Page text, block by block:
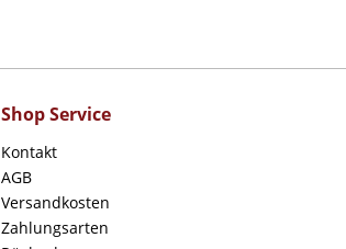
Shop Service
Kontakt
AGB
Versandkosten
Zahlungsarten